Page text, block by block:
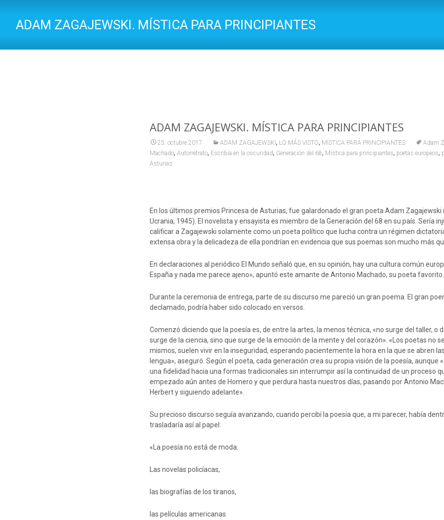
ADAM ZAGAJEWSKI. MÍSTICA PARA PRINCIPIANTES
ADAM ZAGAJEWSKI. MÍSTICA PARA PRINCIPIANTES
25. octubre 2017 ADAM ZAGAJEWSKI, LO MÁS VISTO, MÍSTICA PARA PRINCIPIANTES Adam
Machado,Autorretrato, Escribía en la oscuridad, Generación del 68, Mística para principiantes, poetas europeos,
Asturias
En los últimos premios Princesa de Asturias, fue galardonado el gran poeta Adam Zagajewski
Ucrania, 1945). El novelista y ensayista es miembro de la Generación del 68 en su país. Sería
calificar a Zagajewski solamente como un poeta político que lucha contra un régimen
extensa obra y la delicadeza de ella pondrían en evidencia que sus poemas son mucho más
En declaraciones al periódico El Mundo señaló que, en su opinión, hay una cultura común
España y nada me parece ajeno», apuntó este amante de Antonio Machado, su poeta favorito.
Durante la ceremonia de entrega, parte de su discurso me pareció un gran poema. El gran
declamado, podría haber sido colocado en versos.
Comenzó diciendo que la poesía es, de entre la artes, la menos técnica, «no surge del taller, o
surge de la ciencia, sino que surge de la emoción de la mente y del corazón». «Los poetas no
mismos, suelen vivir en la inseguridad, esperando pacientemente la hora en la que se abren
lengua», aseguró. Según el poeta, cada generación crea su propia visión de la poesía, aunque
una fidelidad hacia una formas tradicionales sin interrumpir así la continuidad de un proceso
empezado aún antes de Homero y que perdura hasta nuestros días, pasando por Antonio
Herbert y siguiendo adelante».
Su precioso discurso seguía avanzando, cuando percibí la poesía que, a mi parecer, había
trasladaría así al papel:
«La poesía no está de moda.
Las novelas policíacas,
las biografías de los tiranos,
las películas americanas